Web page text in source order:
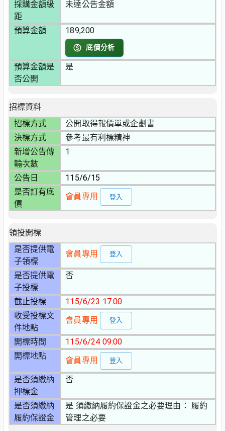
採購金額級
距
未達公告金額
預算金額 189,200
底價分析
預算金額是
否公開
是
招標資料
招標方式
公開取得報價單或企劃書
決標方式
參考最有利標精神
新增公告傳
輸次數
1
公告日
115/6/15
是否訂有底
價
會員專用 登入
領投開標
是否提供電
子領標
會員專用 登入
是否提供電
子投標
否
截止投標
115/6/23 17:00
收受投標文
件地點
會員專用 登入
開標時間
115/6/24 09:00
開標地點
會員專用 登入
是否須繳納
押標金
否
是否須繳納
履約保證金
是 須繳納履約保證金之必要理由： 履約
管理之必要